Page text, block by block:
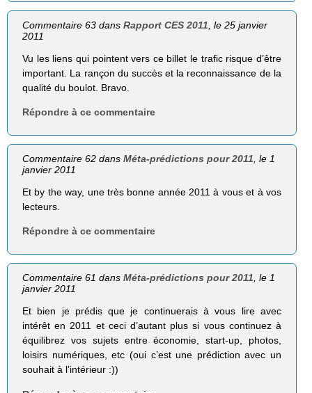
Commentaire 63 dansRapport CES 2011 , le 25 janvier
2011
Vu les liens qui pointent vers ce billet le trafic risque d’être
important. La rançon du succès et la reconnaissance de la
qualité du boulot. Bravo.
Répondre à ce commentaire
Commentaire 62 dansMéta-prédictions pour 2011 , le 1
janvier 2011
Et by the way, une très bonne année 2011 à vous et à vos
lecteurs.
Répondre à ce commentaire
Commentaire 61 dansMéta-prédictions pour 2011, le 1
janvier 2011
Et bien je prédis que je continuerais à vous lire avec
intérêt en 2011 et ceci d’autant plus si vous continuez à
équilibrez vos sujets entre économie, start-up, photos,
loisirs numériques, etc (oui c’est une prédiction avec un
souhait à l’intérieur :))